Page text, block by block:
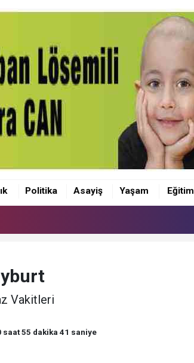
Politika Asayiş Yaşam Eğitim
Vakitleri
saat 55 dakika 41 saniye